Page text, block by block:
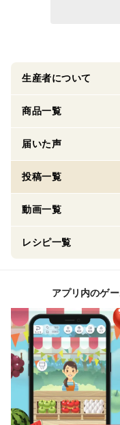
生産者について
商品一覧
届いた声
投稿一覧
動画一覧
レシピ一覧
アプリ内のゲ